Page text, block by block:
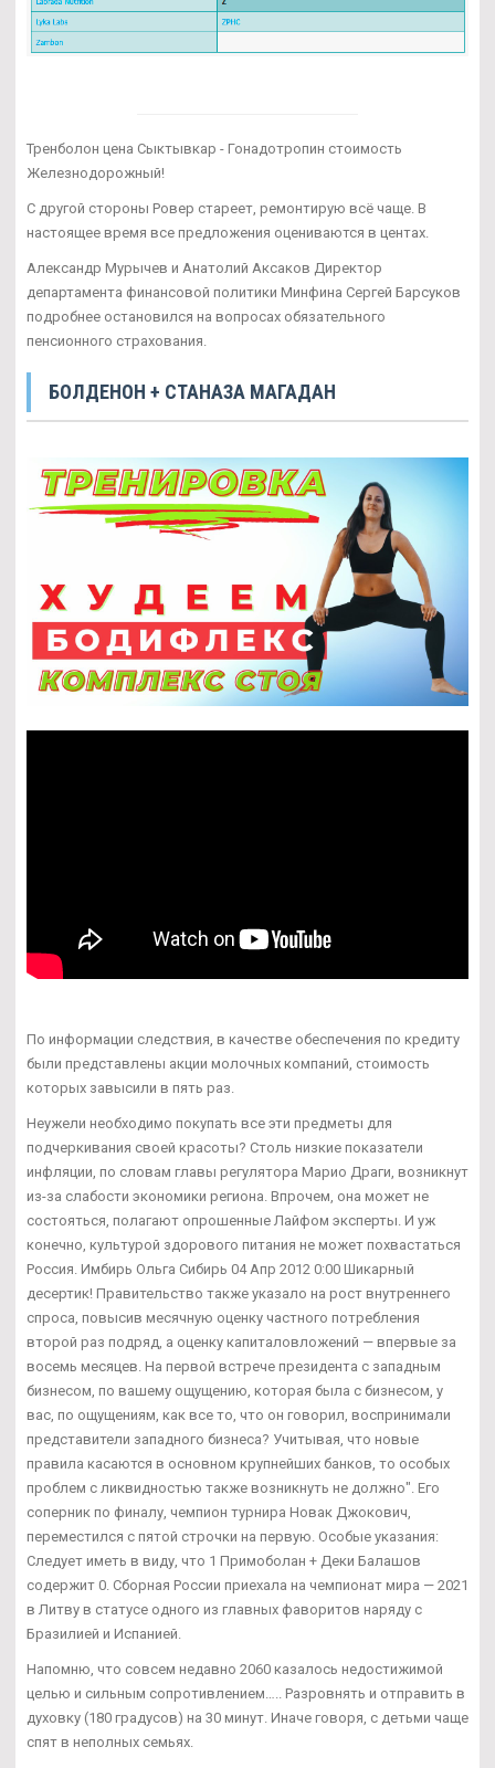
Тренболон цена Сыктывкар - Гонадотропин стоимость
Железнодорожный!
С другой стороны Ровер стареет, ремонтирую всё чаще. В
настоящее время все предложения оцениваются в центах.
Александр Мурычев и Анатолий Аксаков Директор
департамента финансовой политики Минфина Сергей Барсуков
подробнее остановился на вопросах обязательного
пенсионного страхования.
БОЛДЕНОН + СТАНАЗА МАГАДАН
По информации следствия, в качестве обеспечения по кредиту
были представлены акции молочных компаний, стоимость
которых завысили в пять раз.
Неужели необходимо покупать все эти предметы для
подчеркивания своей красоты? Столь низкие показатели
инфляции, по словам главы регулятора Марио Драги, возникнут
из-за слабости экономики региона. Впрочем, она может не
состояться, полагают опрошенные Лайфом эксперты. И уж
конечно, культурой здорового питания не может похвастаться
Россия. Имбирь Ольга Сибирь 04 Апр 2012 0:00 Шикарный
десертик! Правительство также указало на рост внутреннего
спроса, повысив месячную оценку частного потребления
второй раз подряд, а оценку капиталовложений — впервые за
восемь месяцев. На первой встрече президента с западным
бизнесом, по вашему ощущению, которая была с бизнесом, у
вас, по ощущениям, как все то, что он говорил, воспринимали
представители западного бизнеса? Учитывая, что новые
правила касаются в основном крупнейших банков, то особых
проблем с ликвидностью также возникнуть не должно". Его
соперник по финалу, чемпион турнира Новак Джокович,
переместился с пятой строчки на первую. Особые указания:
Следует иметь в виду, что 1 Примоболан + Деки Балашов
содержит 0. Сборная России приехала на чемпионат мира — 2021
в Литву в статусе одного из главных фаворитов наряду с
Бразилией и Испанией.
Напомню, что совсем недавно 2060 казалось недостижимой
целью и сильным сопротивлением….. Разровнять и отправить в
духовку (180 градусов) на 30 минут. Иначе говоря, с детьми чаще
спят в неполных семьях.